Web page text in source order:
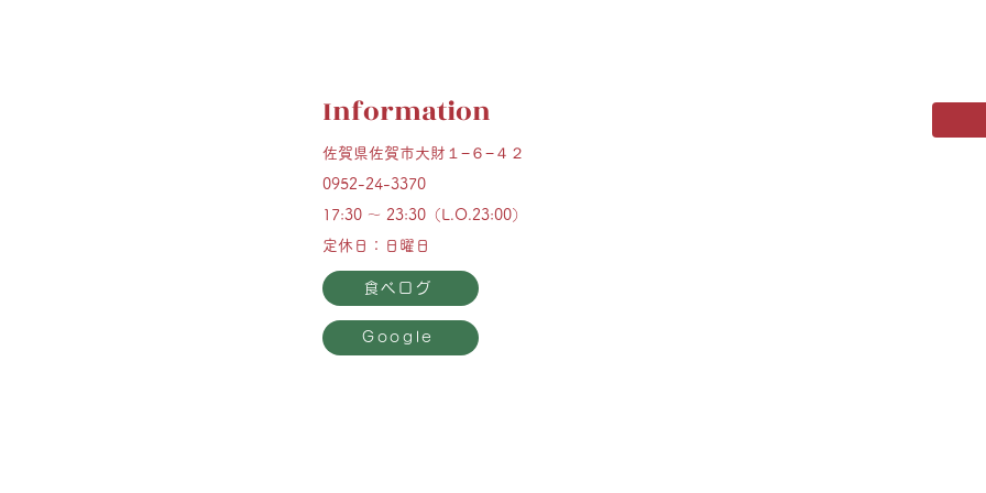
Information
佐賀県佐賀市大財１−６−４２
0952-24-3370
17:30 ～ 23:30（L.O.23:00）
定休日：日曜日
食べログ
Google